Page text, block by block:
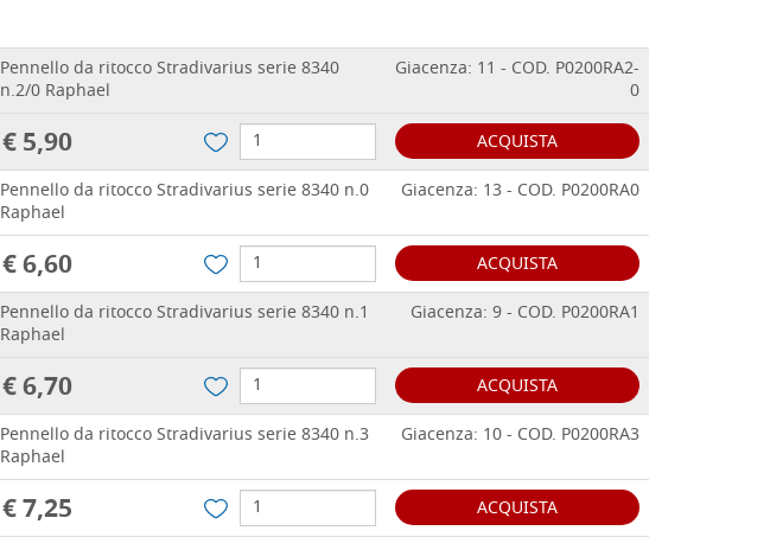
Pennello da ritocco Stradivarius serie 8340
n.2/0 Raphael
Giacenza: 11 - COD. P0200RA2-
0
€ 5,90
ACQUISTA
Pennello da ritocco Stradivarius serie 8340 n.0
Raphael
Giacenza: 13 - COD. P0200RA0
€ 6,60
ACQUISTA
Pennello da ritocco Stradivarius serie 8340 n.1
Raphael
Giacenza: 9 - COD. P0200RA1
€ 6,70
ACQUISTA
Pennello da ritocco Stradivarius serie 8340 n.3
Raphael
Giacenza: 10 - COD. P0200RA3
€ 7,25
ACQUISTA